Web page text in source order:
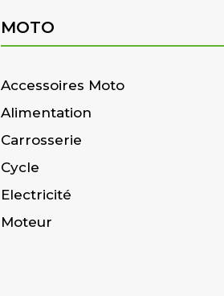
MOTO
Accessoires Moto
Alimentation
Carrosserie
Cycle
Electricité
Moteur